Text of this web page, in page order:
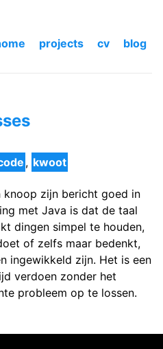
projects cv blog
, kwoot
knoop zijn bericht goed in
met Java is dat de taal
dingen simpel te houden,
of zelfs maar bedenkt,
ingewikkeld zijn. Het is een
verdoen zonder het
probleem op te lossen.